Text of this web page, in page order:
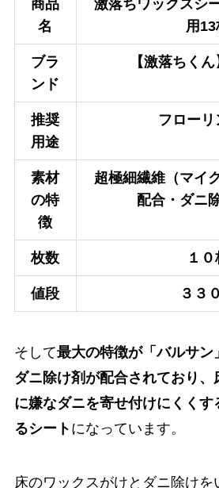
商品
名
激落ちワックスシ
用
ブラ
ンド
【激落ちく
推奨
用途
フロー
素材
の特
徴
超極細繊維（マイ
配合・ダニ
枚数 １０
値段 ３３
そして最大の特徴が「バルサン
ダニ除け剤が配合されており、
に嫌なダニを寄せ付けにくくす
るシート になっています。
床のワックスがけとダニ除けを